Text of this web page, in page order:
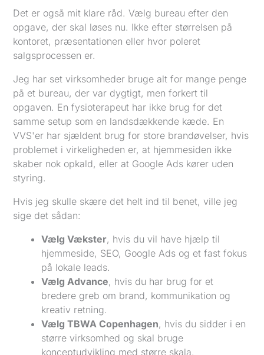
Det er også mit klare råd. Vælg bureau efter den
opgave, der skal løses nu. Ikke efter størrelsen på
kontoret, præsentationen eller hvor poleret
salgsprocessen er.
Jeg har set virksomheder bruge alt for mange penge
på et bureau, der var dygtigt, men forkert til
opgaven. En fysioterapeut har ikke brug for det
samme setup som en landsdækkende kæde. En
VVS'er har sjældent brug for store brandøvelser, hvis
problemet i virkeligheden er, at hjemmesiden ikke
skaber nok opkald, eller at Google Ads kører uden
styring.
Hvis jeg skulle skære det helt ind til benet, ville jeg
sige det sådan:
Vælg Vækster, hvis du vil have hjælp til
hjemmeside, SEO, Google Ads og et fast fokus
på lokale leads.
Vælg Advance, hvis du har brug for et
bredere greb om brand, kommunikation og
kreativ retning.
Vælg TBWA Copenhagen, hvis du sidder i en
større virksomhed og skal bruge
konceptudvikling med større skala.